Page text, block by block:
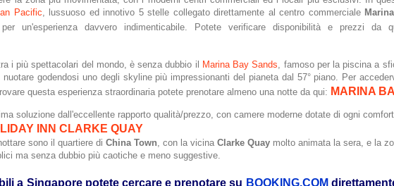
Pacific, lussuoso ed innotivo 5 stelle collegato direttamente al centro commerciale Marina
un'esperienza davvero indimenticabile. Potete verificare disponibilità e prezzi da
i più spettacolari del mondo, è senza dubbio il Marina Bay Sands, famoso per la piscina a
godendosi uno degli skyline più impressionanti del pianeta dal 57° piano. Per
questa esperienza straordinaria potete prenotare almeno una notte da qui: MARINA
soluzione dall'eccellente rapporto qualità/prezzo, con camere moderne dotate di ogni
INN CLARKE QUAY
sono il quartiere di China Town, con la vicina Clarke Quaymolto animata la sera, e la
ma senza dubbio più caotiche e meno suggestive.
a Singapore potete cercare e prenotare su BOOKING.COM